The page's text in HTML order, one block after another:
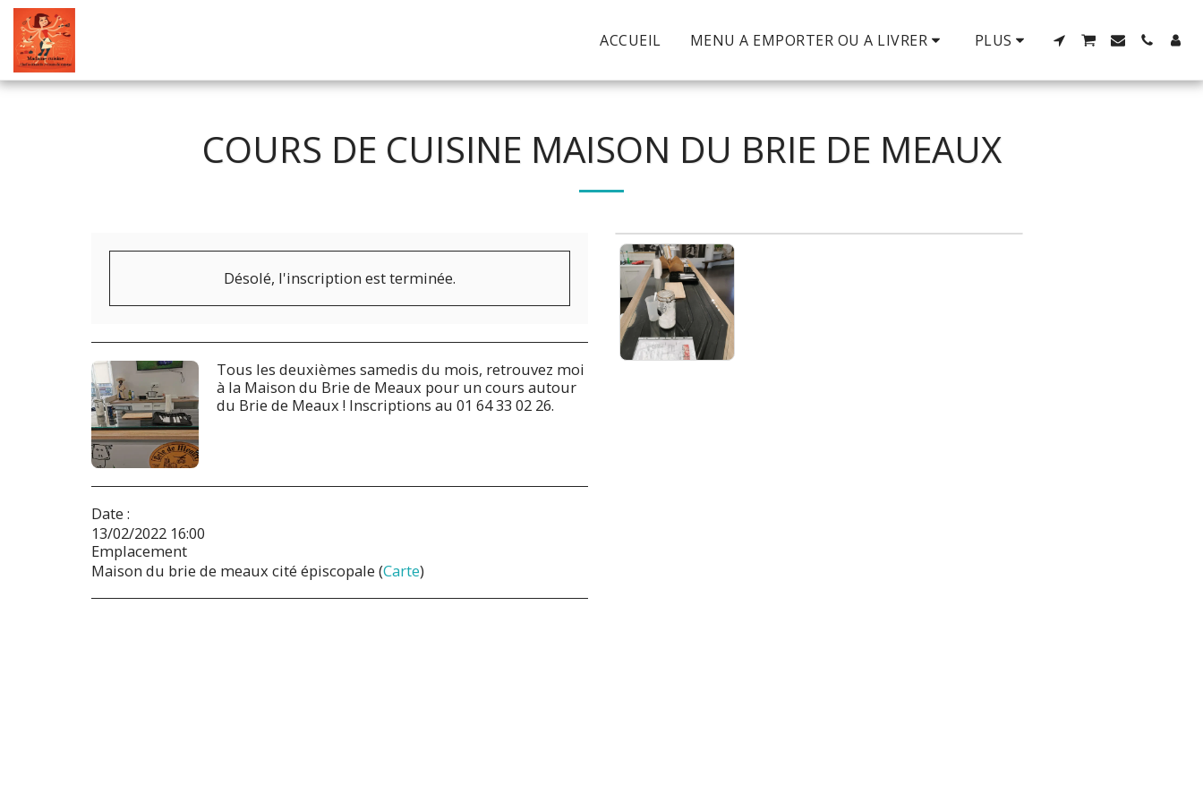
ACCUEIL MENU A EMPORTER OU A LIVRER PLUS
COURS DE CUISINE MAISON DU BRIE DE MEAUX
Désolé, l'inscription est terminée.
Tous les deuxièmes samedis du mois, retrouvez moi
à la Maison du Brie de Meaux pour un cours autour
du Brie de Meaux ! Inscriptions au 01 64 33 02 26.
Date :
13/02/2022 16:00
Emplacement
Maison du brie de meaux cité épiscopale (Carte)